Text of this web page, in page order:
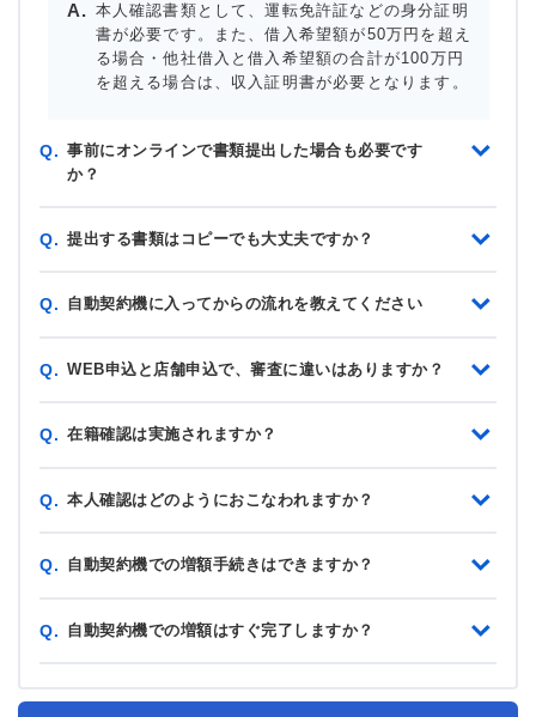
本人確認書類として、運転免許証などの身分証明
書が必要です。また、借入希望額が50万円を超え
る場合・他社借入と借入希望額の合計が100万円
を超える場合は、収入証明書が必要となります。
Q. 事前にオンラインで書類提出した場合も必要です
か？
Q. 提出する書類はコピーでも大丈夫ですか？
Q. 自動契約機に入ってからの流れを教えてください
Q. WEB申込と店舗申込で、審査に違いはありますか？
Q. 在籍確認は実施されますか？
Q. 本人確認はどのようにおこなわれますか？
Q. 自動契約機での増額手続きはできますか？
Q. 自動契約機での増額はすぐ完了しますか？